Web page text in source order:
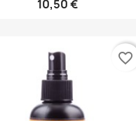
10,50 €
favorite_border